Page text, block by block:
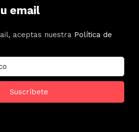
email
aceptas nuestra Política de